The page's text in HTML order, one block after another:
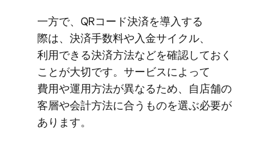
一方で、​QRコード決済を​導入する​
際は、​決済手数料や​入金サイクル、​
利用できる​決済方​法などを​確認しておく​
ことが​大切です。​サービスに​よって​
費用や​運用方​法が​異なる​ため、​自店舗の​
客層や​会計方​法に​合う​ものを​選ぶ必要が​
あります。